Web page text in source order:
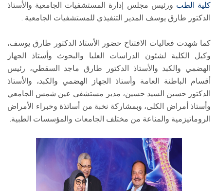
كلية الطب ورئيس مجلس إدارة المستشفيات الجامعية والأستاذ
الدكتور طارق يوسف المدير التنفيذي للمستشفيات الجامعية .
كما شهدت فعاليات الافتتاح حضور الأستاذ الدكتور طارق يوسف،
وكيل الكلية لشئون الدراسات العليا والبحوث وأستاذ الجهاز
الهضمي والكبد والأستاذ الدكتور طارق ماجد السقطي، رئيس
أقسام الباطنة العامة وأستاذ الجهاز الهضمي والكبد، والأستاذ
الدكتور حسين السيد حسين، مدير مستشفى عين شمس الجامعي
وأستاذ أمراض الكلى، وبمشاركة نخبة من أساتذة وخبراء الأمراض
الروماتيزمية والمناعة من مختلف الجامعات والمؤسسات الطبية.